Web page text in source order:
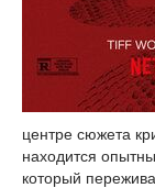
центре сюжета
находится
который